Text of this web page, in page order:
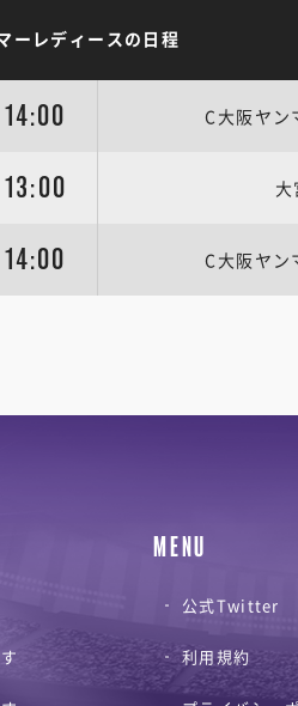
ーレディースの日程
14:00 C大阪ヤン
13:00 大
14:00 C大阪ヤン
MENU
公式Twitter
利用規約